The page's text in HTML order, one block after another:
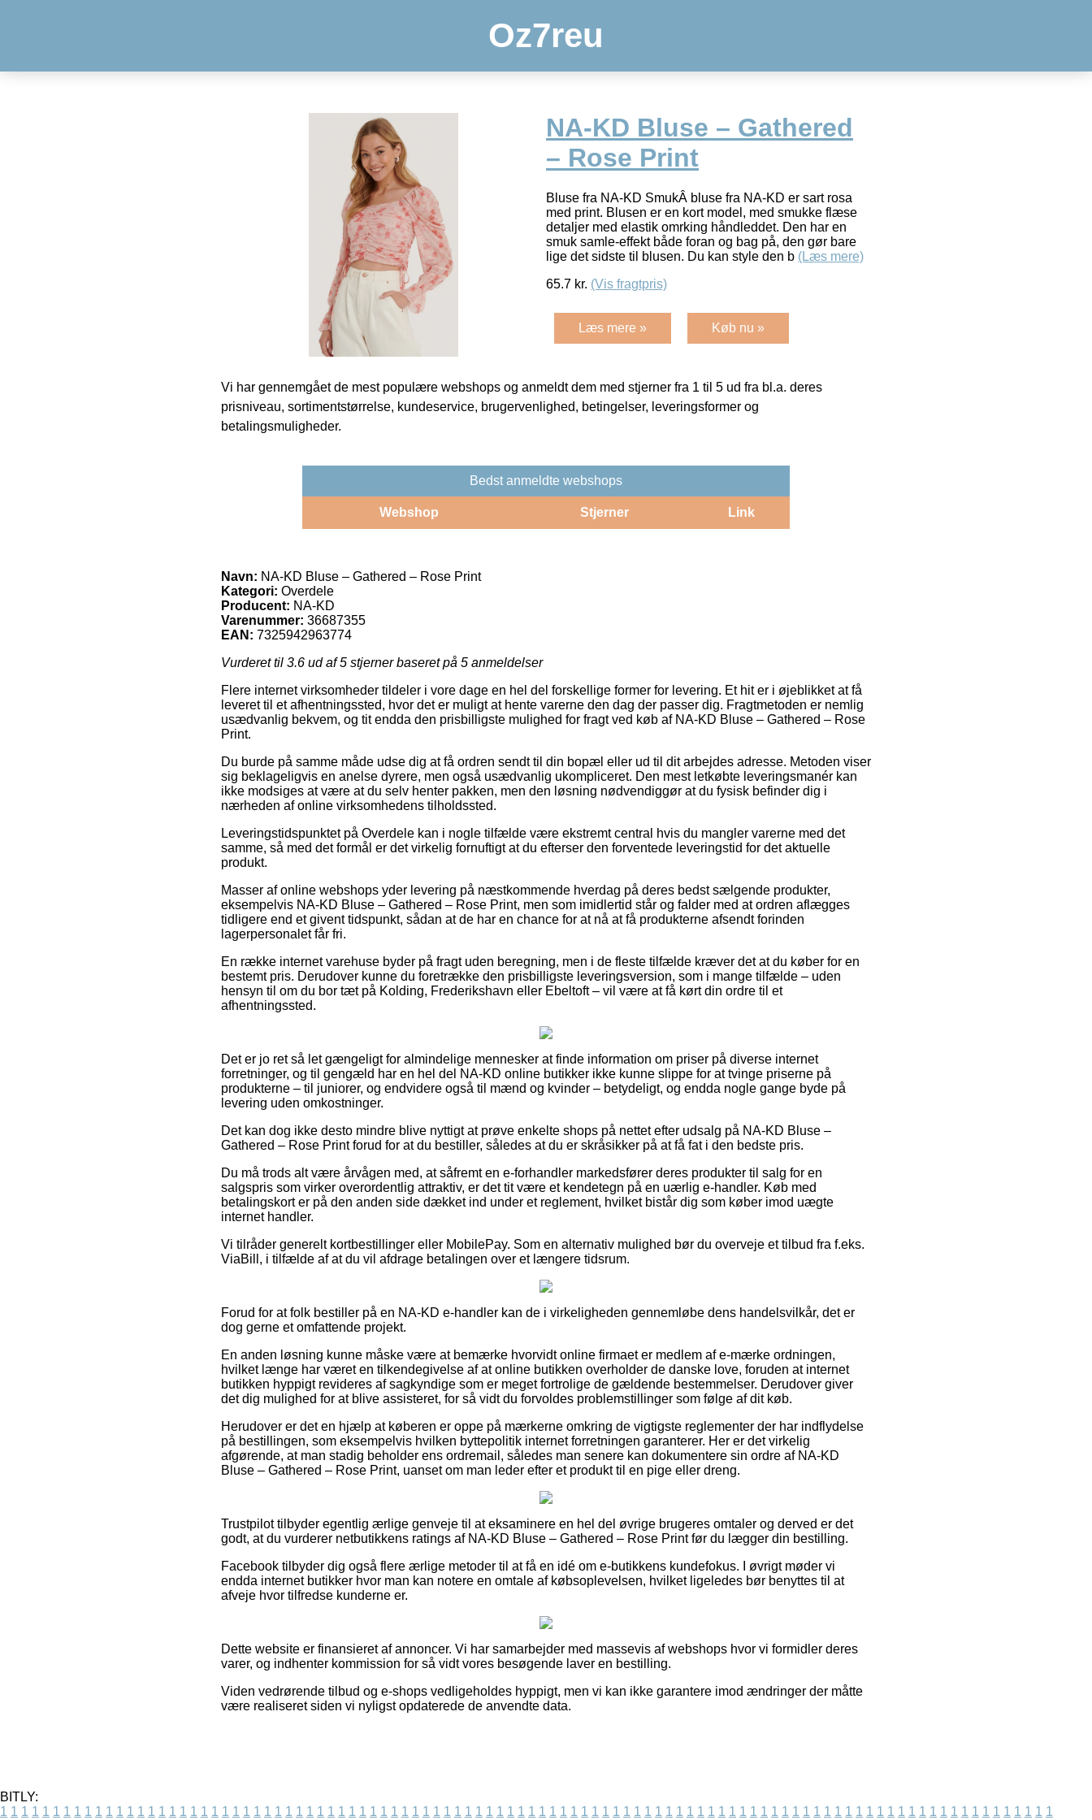
Oz7reu
NA-KD Bluse – Gathered
– Rose Print
Bluse fra NA-KD SmukÂ bluse fra NA-KD er sart rosa
med print. Blusen er en kort model, med smukke flæse
detaljer med elastik omrking håndleddet. Den har en
smuk samle-effekt både foran og bag på, den gør bare
lige det sidste til blusen. Du kan style den b (Læs mere)
65.7 kr. (Vis fragtpris)
Læs mere » Køb nu »
Vi har gennemgået de mest populære webshops og anmeldt dem med stjerner fra 1 til 5 ud fra bl.a. deres
prisniveau, sortimentstørrelse, kundeservice, brugervenlighed, betingelser, leveringsformer og
betalingsmuligheder.
Bedst anmeldte webshops
Webshop Stjerner Link
Navn: NA-KD Bluse – Gathered – Rose Print
Kategori: Overdele
Producent: NA-KD
Varenummer: 36687355
EAN: 7325942963774
Vurderet til 3.6 ud af 5 stjerner baseret på 5 anmeldelser
Flere internet virksomheder tildeler i vore dage en hel del forskellige former for levering. Et hit er i øjeblikket at få
leveret til et afhentningssted, hvor det er muligt at hente varerne den dag der passer dig. Fragtmetoden er nemlig
usædvanlig bekvem, og tit endda den prisbilligste mulighed for fragt ved køb af NA-KD Bluse – Gathered – Rose
Print.
Du burde på samme måde udse dig at få ordren sendt til din bopæl eller ud til dit arbejdes adresse. Metoden viser
sig beklageligvis en anelse dyrere, men også usædvanlig ukompliceret. Den mest letkøbte leveringsmanér kan
ikke modsiges at være at du selv henter pakken, men den løsning nødvendiggør at du fysisk befinder dig i
nærheden af online virksomhedens tilholdssted.
Leveringstidspunktet på Overdele kan i nogle tilfælde være ekstremt central hvis du mangler varerne med det
samme, så med det formål er det virkelig fornuftigt at du efterser den forventede leveringstid for det aktuelle
produkt.
Masser af online webshops yder levering på næstkommende hverdag på deres bedst sælgende produkter,
eksempelvis NA-KD Bluse – Gathered – Rose Print, men som imidlertid står og falder med at ordren aflægges
tidligere end et givent tidspunkt, sådan at de har en chance for at nå at få produkterne afsendt forinden
lagerpersonalet får fri.
En række internet varehuse byder på fragt uden beregning, men i de fleste tilfælde kræver det at du køber for en
bestemt pris. Derudover kunne du foretrække den prisbilligste leveringsversion, som i mange tilfælde – uden
hensyn til om du bor tæt på Kolding, Frederikshavn eller Ebeltoft – vil være at få kørt din ordre til et
afhentningssted.
Det er jo ret så let gængeligt for almindelige mennesker at finde information om priser på diverse internet
forretninger, og til gengæld har en hel del NA-KD online butikker ikke kunne slippe for at tvinge priserne på
produkterne – til juniorer, og endvidere også til mænd og kvinder – betydeligt, og endda nogle gange byde på
levering uden omkostninger.
Det kan dog ikke desto mindre blive nyttigt at prøve enkelte shops på nettet efter udsalg på NA-KD Bluse –
Gathered – Rose Print forud for at du bestiller, således at du er skråsikker på at få fat i den bedste pris.
Du må trods alt være årvågen med, at såfremt en e-forhandler markedsfører deres produkter til salg for en
salgspris som virker overordentlig attraktiv, er det tit være et kendetegn på en uærlig e-handler. Køb med
betalingskort er på den anden side dækket ind under et reglement, hvilket bistår dig som køber imod uægte
internet handler.
Vi tilråder generelt kortbestillinger eller MobilePay. Som en alternativ mulighed bør du overveje et tilbud fra f.eks.
ViaBill, i tilfælde af at du vil afdrage betalingen over et længere tidsrum.
Forud for at folk bestiller på en NA-KD e-handler kan de i virkeligheden gennemløbe dens handelsvilkår, det er
dog gerne et omfattende projekt.
En anden løsning kunne måske være at bemærke hvorvidt online firmaet er medlem af e-mærke ordningen,
hvilket længe har været en tilkendegivelse af at online butikken overholder de danske love, foruden at internet
butikken hyppigt revideres af sagkyndige som er meget fortrolige de gældende bestemmelser. Derudover giver
det dig mulighed for at blive assisteret, for så vidt du forvoldes problemstillinger som følge af dit køb.
Herudover er det en hjælp at køberen er oppe på mærkerne omkring de vigtigste reglementer der har indflydelse
på bestillingen, som eksempelvis hvilken byttepolitik internet forretningen garanterer. Her er det virkelig
afgørende, at man stadig beholder ens ordremail, således man senere kan dokumentere sin ordre af NA-KD
Bluse – Gathered – Rose Print, uanset om man leder efter et produkt til en pige eller dreng.
Trustpilot tilbyder egentlig ærlige genveje til at eksaminere en hel del øvrige brugeres omtaler og derved er det
godt, at du vurderer netbutikkens ratings af NA-KD Bluse – Gathered – Rose Print før du lægger din bestilling.
Facebook tilbyder dig også flere ærlige metoder til at få en idé om e-butikkens kundefokus. I øvrigt møder vi
endda internet butikker hvor man kan notere en omtale af købsoplevelsen, hvilket ligeledes bør benyttes til at
afveje hvor tilfredse kunderne er.
Dette website er finansieret af annoncer. Vi har samarbejder med massevis af webshops hvor vi formidler deres
varer, og indhenter kommission for så vidt vores besøgende laver en bestilling.
Viden vedrørende tilbud og e-shops vedligeholdes hyppigt, men vi kan ikke garantere imod ændringer der måtte
være realiseret siden vi nyligst opdaterede de anvendte data.
BITLY:
1 1 1 1 1 1 1 1 1 1 1 1 1 1 1 1 1 1 1 1 1 1 1 1 1 1 1 1 1 1 1 1 1 1 1 1 1 1 1 1 1 1 1 1 1 1 1 1 1 1 1 1 1 1 1 1 1 1 1 1 1 1 1 1 1 1 1 1 1 1 1 1 1 1 1 1 1 1 1 1 1 1 1 1 1 1 1 1 1 1 1 1 1 1 1 1 1 1 1 1